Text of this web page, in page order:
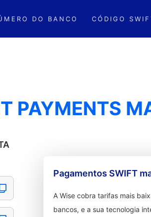
DO BANCO CÓDIGO
PAYMENTS
Pagamentos SWIFT
A Wise cobra tarifas mais
bancos, e a sua tecnologia